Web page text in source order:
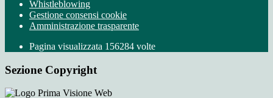
Whistleblowing
Gestione consensi cookie
Amministrazione trasparente
Pagina visualizzata 156284 volte
Sezione Copyright